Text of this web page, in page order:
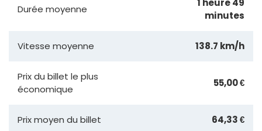
Durée moyenne
1 heure 49
minutes
Vitesse moyenne 138.7 km/h
Prix du billet le plus
économique
55,00 €
Prix moyen du billet 64,33 €